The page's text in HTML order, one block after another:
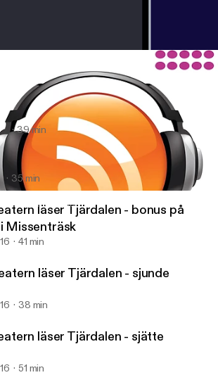
föreningspodd
läser Maken - andra samtalet
39 min
läser Maken - första samtalet
35 min
läser Tjärdalen - bonus på
Missenträsk
41 min
läser Tjärdalen - sjunde
38 min
läser Tjärdalen - sjätte
51 min